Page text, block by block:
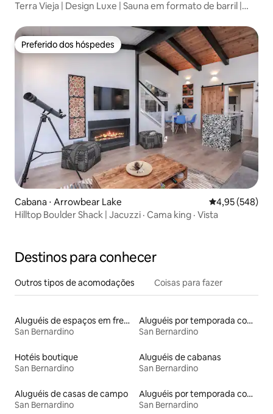
Terra Vieja | Design Luxe | Sauna em formato de barril |
Preferido dos hóspedes
Preferido dos hóspedes
Cabana ⋅ Arrowbear Lake 4,95 de uma
4,95 (548)
Hilltop Boulder Shack | Jacuzzi · Cama king · Vista
Destinos para conhecer
Outros tipos de acomodações Coisas para fazer
Aluguéis de espaços em frente à praia
San Bernardino
Aluguéis por temporada com banheira
San Bernardino
Hotéis boutique
San Bernardino
Aluguéis de cabanas
San Bernardino
Aluguéis de casas de campo
San Bernardino
Aluguéis por temporada com acesso ao lago
San Bernardino